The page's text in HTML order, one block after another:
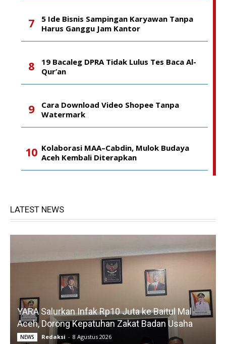
5 Ide Bisnis Sampingan Karyawan Tanpa
Harus Ganggu Jam Kantor
19 Bacaleg DPRA Tidak Lulus Tes Baca Al-
Qur’an
Cara Download Video Shopee Tanpa
Watermark
Kolaborasi MAA–Cabdin, Mulok Budaya
Aceh Kembali Diterapkan
LATEST NEWS
YARA Salurkan Infak Rp10 Juta ke Baitul Mal
Aceh, Dorong Kepatuhan Zakat Badan Usaha
NEWS Redaksi - 8 Agustus 2026